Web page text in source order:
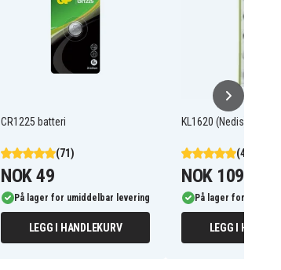
CR1225 batteri
(71)
NOK 49
På lager for umiddelbar levering
LEGG I HANDLEKURV
KL1620 (Nedis), 3.0V
(44)
NOK 109
På lager for
LEGG I